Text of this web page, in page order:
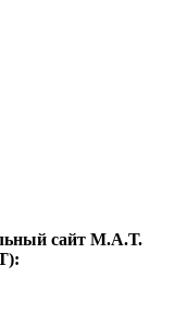
сайт М.А.Т.